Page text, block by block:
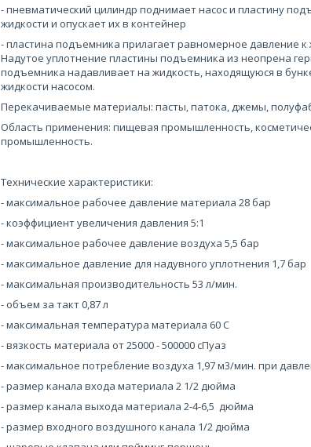
- пневматический цилиндр поднимает насос и пластину
жидкости и опускает их в контейнер
- пластина подъемника прилагает равномерное давление
Надутое уплотнение пластины подъемника из неопрена
подъемника надавливает на жидкость, находящуюся в
жидкости насосом.
Перекачиваемые материалы: пасты, патока, джемы,
Область применения: пищевая промышленность,
промышленность.
Технические характеристики:
- максимальное рабочее давление материала 28 бар
- коэффициент увеличения давления 5:1
- максимальное рабочее давление воздуха 5,5 бар
- максимальное давление для надувного уплотнения 1,7 бар
- максимальная производительность 53 л/мин.
- объем за такт 0,87 л
- максимальная температура материала 60 С
- вязкость материала от 25000 - 500000 сПуаз
- максимальное потребление воздуха 1,97 м3/мин. при
- размер канала входа материала 2 1/2 дюйма
- размер канала выхода материала 2-4-6,5 дюйма
- размер входного воздушного канала 1/2 дюйма